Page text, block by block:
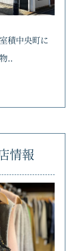
積中央町に
..
情報